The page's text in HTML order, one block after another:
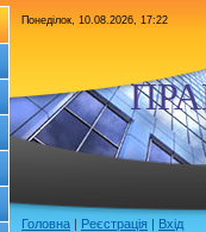
Понеділок, 10.08.2026, 17:22
Головна | Реєстрація | Вхід